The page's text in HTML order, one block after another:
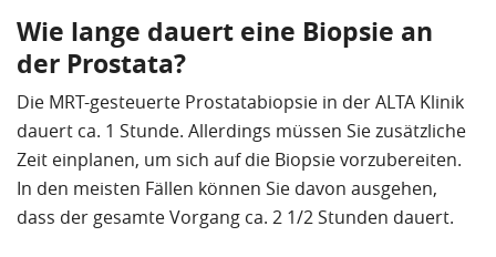
Wie lange dauert eine Biopsie an
der Prostata?
Die MRT-gesteuerte Prostatabiopsie in der ALTA Klinik
dauert ca. 1 Stunde. Allerdings müssen Sie zusätzliche
Zeit einplanen, um sich auf die Biopsie vorzubereiten.
In den meisten Fällen können Sie davon ausgehen,
dass der gesamte Vorgang ca. 2 1/2 Stunden dauert.